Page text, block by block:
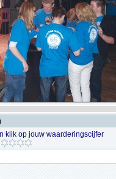
klik op jouw waarderingscijfer